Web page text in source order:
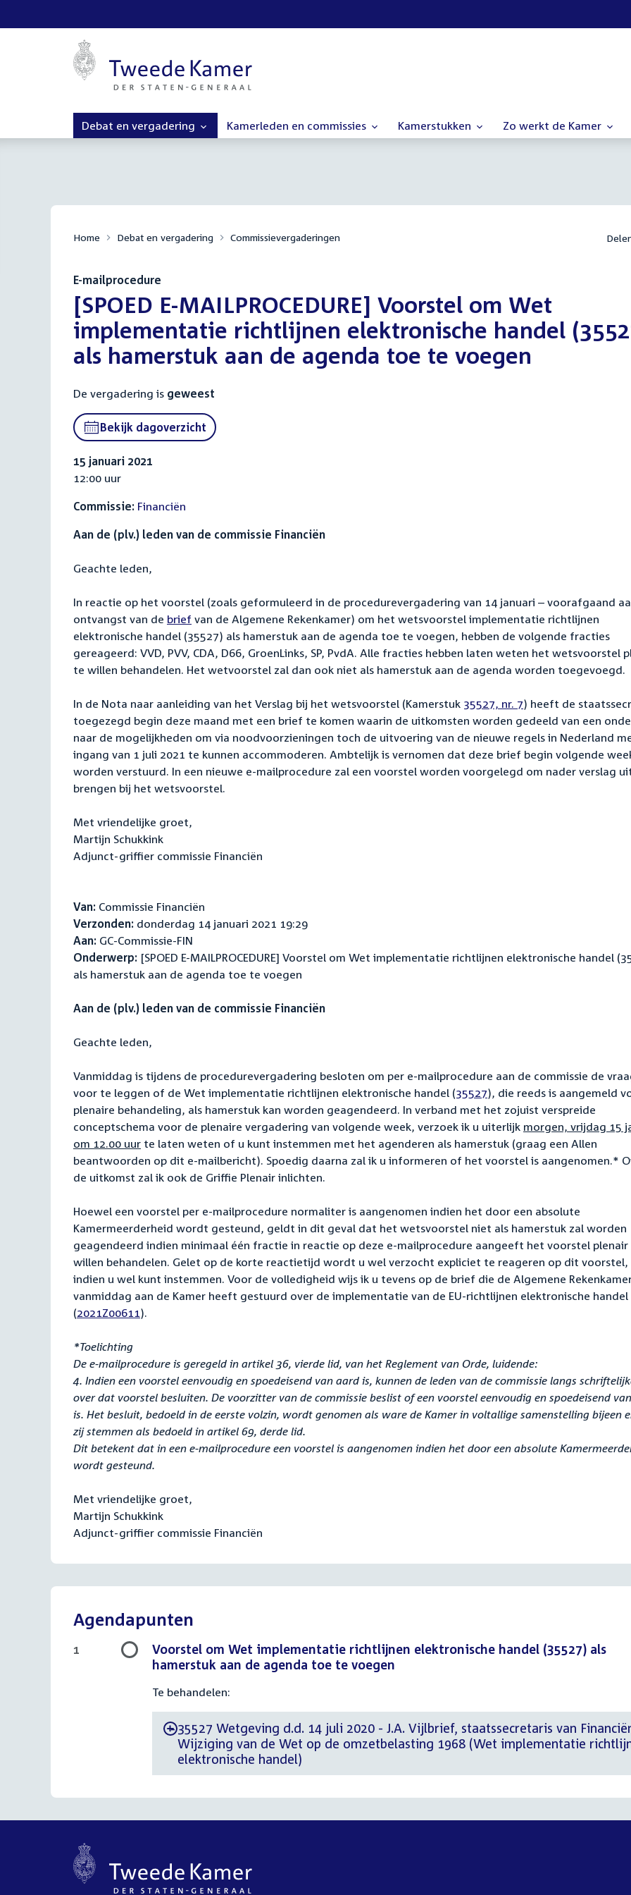
Debat en vergadering Kamerleden en commissies Kamerstukken Zo werkt de Kamer
Home Debat en vergadering Commissievergaderingen
E-mailprocedure
:[SPOED E-MAILPROCEDURE] Voorstel om Wet
implementatie richtlijnen elektronische handel
als hamerstuk aan de agenda toe te voegen
De vergadering is geweest
Bekijk dagoverzicht
15 januari 2021
12:00 uur
Commissie: Financiën
Aan de (plv.) leden van de commissie Financiën
Geachte leden,
In reactie op het voorstel (zoals geformuleerd in de procedurevergadering van 14 januari – voorafgaand
ontvangst van de brief van de Algemene Rekenkamer) om het wetsvoorstel implementatie richtlijnen
elektronische handel (35527) als hamerstuk aan de agenda toe te voegen, hebben de volgende fracties
gereageerd: VVD, PVV, CDA, D66, GroenLinks, SP, PvdA. Alle fracties hebben laten weten het wetsvoorstel
te willen behandelen. Het wetvoorstel zal dan ook niet als hamerstuk aan de agenda worden toegevoegd.
In de Nota naar aanleiding van het Verslag bij het wetsvoorstel (Kamerstuk 35527, nr. 7) heeft de
toegezegd begin deze maand met een brief te komen waarin de uitkomsten worden gedeeld van een
naar de mogelijkheden om via noodvoorzieningen toch de uitvoering van de nieuwe regels in Nederland
ingang van 1 juli 2021 te kunnen accommoderen. Ambtelijk is vernomen dat deze brief begin volgende
worden verstuurd. In een nieuwe e-mailprocedure zal een voorstel worden voorgelegd om nader verslag
brengen bij het wetsvoorstel.
Met vriendelijke groet,
Martijn Schukkink
Adjunct-griffier commissie Financiën
Van: Commissie Financiën
Verzonden: donderdag 14 januari 2021 19:29
Aan: GC-Commissie-FIN
Onderwerp: [SPOED E-MAILPROCEDURE] Voorstel om Wet implementatie richtlijnen elektronische handel
als hamerstuk aan de agenda toe te voegen
Aan de (plv.) leden van de commissie Financiën
Geachte leden,
Vanmiddag is tijdens de procedurevergadering besloten om per e-mailprocedure aan de commissie de
voor te leggen of de Wet implementatie richtlijnen elektronische handel (35527), die reeds is aangemeld
plenaire behandeling, als hamerstuk kan worden geagendeerd. In verband met het zojuist verspreide
conceptschema voor de plenaire vergadering van volgende week, verzoek ik u uiterlijk morgen, vrijdag 15
om 12.00 uur te laten weten of u kunt instemmen met het agenderen als hamerstuk (graag een Allen
beantwoorden op dit e-mailbericht). Spoedig daarna zal ik u informeren of het voorstel is aangenomen.*
de uitkomst zal ik ook de Griffie Plenair inlichten.
Hoewel een voorstel per e-mailprocedure normaliter is aangenomen indien het door een absolute
Kamermeerderheid wordt gesteund, geldt in dit geval dat het wetsvoorstel niet als hamerstuk zal worden
geagendeerd indien minimaal één fractie in reactie op deze e-mailprocedure aangeeft het voorstel plenair
willen behandelen. Gelet op de korte reactietijd wordt u wel verzocht expliciet te reageren op dit voorstel,
indien u wel kunt instemmen. Voor de volledigheid wijs ik u tevens op de brief die de Algemene
vanmiddag aan de Kamer heeft gestuurd over de implementatie van de EU-richtlijnen elektronische handel
(2021Z00611).
*Toelichting
De e-mailprocedure is geregeld in artikel 36, vierde lid, van het Reglement van Orde, luidende:
4. Indien een voorstel eenvoudig en spoedeisend van aard is, kunnen de leden van de commissie langs
over dat voorstel besluiten. De voorzitter van de commissie beslist of een voorstel eenvoudig en spoedeisend
is. Het besluit, bedoeld in de eerste volzin, wordt genomen als ware de Kamer in voltallige samenstelling bijeen
zij stemmen als bedoeld in artikel 69, derde lid.
Dit betekent dat in een e-mailprocedure een voorstel is aangenomen indien het door een absolute
wordt gesteund.
Met vriendelijke groet,
Martijn Schukkink
Adjunct-griffier commissie Financiën
Agendapunten
Voorstel om Wet implementatie richtlijnen elektronische handel (35527) als
hamerstuk aan de agenda toe te voegen
Te behandelen:
-35527 Wetgeving d.d. 14 juli 2020 - J.A. Vijlbrief, staatssecretaris van
Wijziging van de Wet op de omzetbelasting 1968 (Wet implementatie
elektronische handel)
1